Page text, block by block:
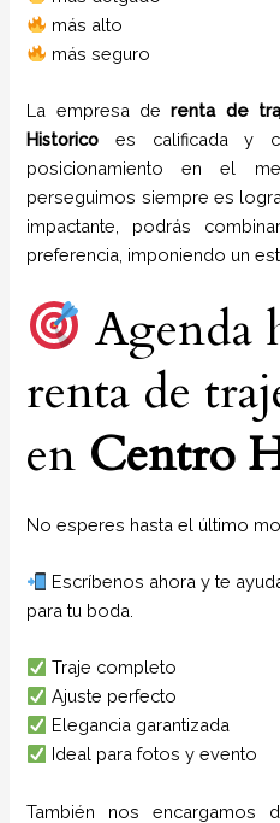
más alto
más seguro
La empresa derenta de
Historico
es calificada y
posicionamiento en el
perseguimos siempre es
impactante, podrás
preferencia, imponiendo un
Agenda
renta de
en Centro
No esperes hasta el último
Escríbenos ahora y te
para tu boda.
Traje completo
Ajuste perfecto
Elegancia garantizada
Ideal para fotos y evento
También nos encargamos